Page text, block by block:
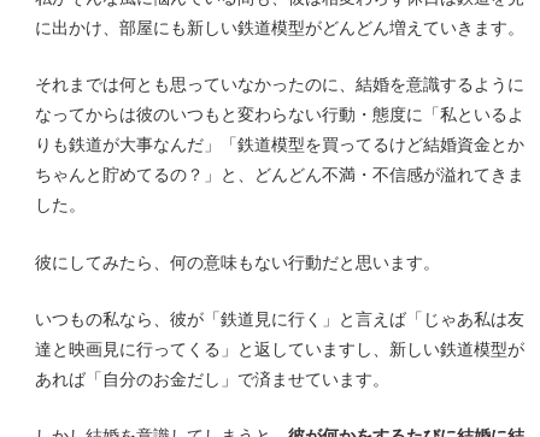
に出かけ、部屋にも新しい鉄道模型がどんどん増えていきます。
それまでは何とも思っていなかったのに、結婚を意識するように
なってからは彼のいつもと変わらない行動・態度に「私といるよ
りも鉄道が大事なんだ」「鉄道模型を買ってるけど結婚資金とか
ちゃんと貯めてるの？」と、どんどん不満・不信感が溢れてきま
した。
彼にしてみたら、何の意味もない行動だと思います。
いつもの私なら、彼が「鉄道見に行く」と言えば「じゃあ私は友
達と映画見に行ってくる」と返していますし、新しい鉄道模型が
あれば「自分のお金だし」で済ませています。